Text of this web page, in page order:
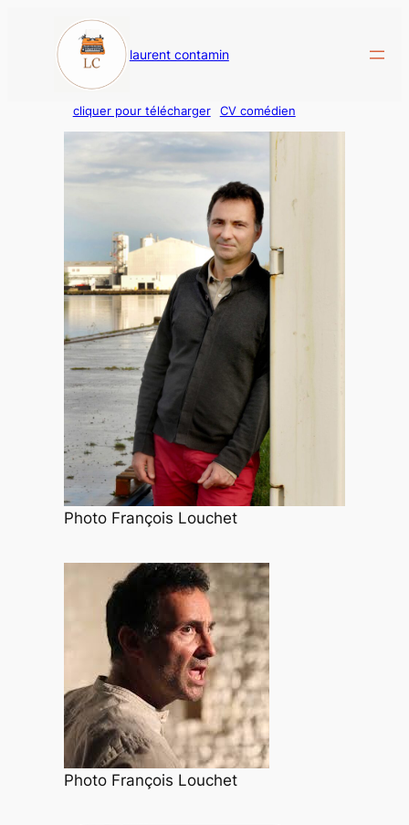
contenu
laurent contamin
cliquer pour télécharger CV comédien
Photo François Louchet
Photo François Louchet